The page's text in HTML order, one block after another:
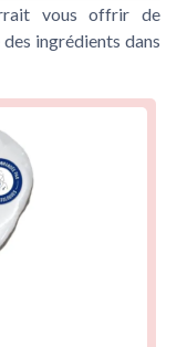
vous offrir de
ingrédients dans